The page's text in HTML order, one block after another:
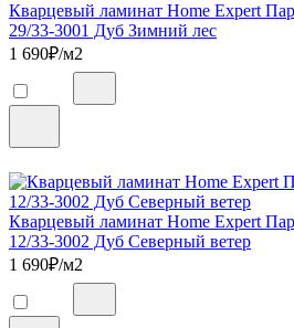
Кварцевый ламинат Home Expert
29/33-3001 Дуб Зимний лес
1 690₽/м2
Кварцевый ламинат Home Expert
12/33-3002 Дуб Северный ветер
1 690₽/м2